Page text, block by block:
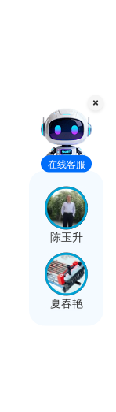
在线客服
陈玉升
夏春艳